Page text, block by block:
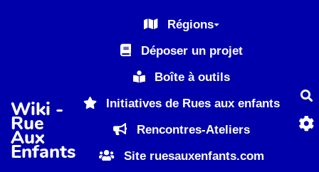
Aller au contenu principal
Wiki -
Rue
Aux
Enfants
Régions
Déposer un projet
Boîte à outils
Initiatives de Rues aux enfants
Rencontres-Ateliers
Site ruesauxenfants.com